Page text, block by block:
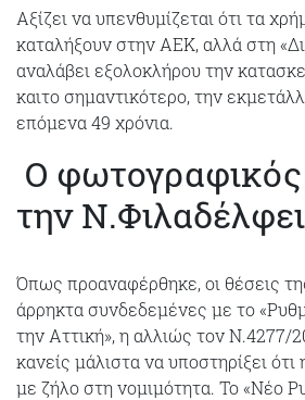
Αξίζει να υπενθυμίζεται ότι τα
καταλήξουν στην ΑΕΚ, αλλά στη
αναλάβει εξολοκλήρου την
καιτο σημαντικότερο, την
επόμενα 49 χρόνια.
Ο φωτογραφικός
την
Όπως προαναφέρθηκε, οι θέσεις
άρρηκτα συνδεδεμένες με το
την Αττική», η αλλιώς τον Ν.4277/
κανείς μάλιστα να υποστηρίξει ότι
με ζήλο στη νομιμότητα. Το «Νέο